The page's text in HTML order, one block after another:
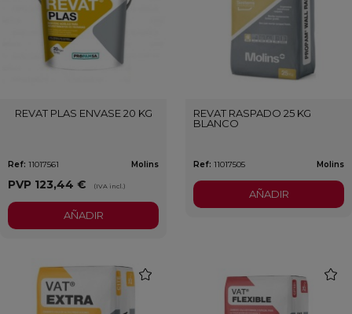
REVAT PLAS ENVASE 20 KG
Ref: 11017561 Molins
PVP 123,44 € (IVA incl.)
AÑADIR
REVAT RASPADO 25 KG
BLANCO
Ref: 11017505 Molins
AÑADIR